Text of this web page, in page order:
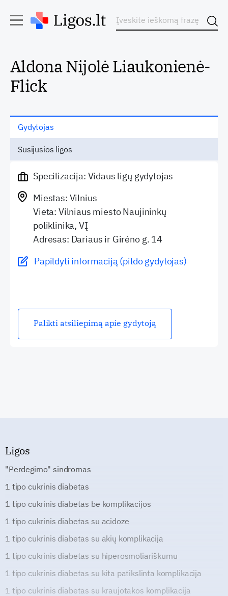
Aldona Nijolė Liaukonienė-
Flick
Gydytojas
Susijusios ligos
Specilizacija: Vidaus ligų gydytojas
Miestas: Vilnius
Vieta: Vilniaus miesto Naujininkų
poliklinika, VĮ
Adresas: Dariaus ir Girėno g. 14
Papildyti informaciją (pildo gydytojas)
Palikti atsiliepimą apie gydytoją
Ligos
"Perdegimo" sindromas
1 tipo cukrinis diabetas
1 tipo cukrinis diabetas be komplikacijos
1 tipo cukrinis diabetas su acidoze
1 tipo cukrinis diabetas su akių komplikacija
1 tipo cukrinis diabetas su hiperosmoliariškumu
1 tipo cukrinis diabetas su kita patikslinta komplikacija
1 tipo cukrinis diabetas su kraujotakos komplikacija